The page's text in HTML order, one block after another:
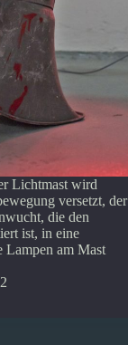
Lichtmast wird
versetzt, der
die den
ist, in eine
Lampen am Mast